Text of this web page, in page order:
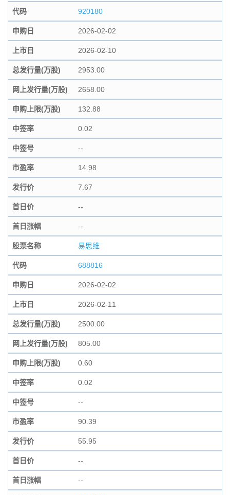
代码 920180
申购日 2026-02-02
上市日 2026-02-10
总发行量(万股) 2953.00
网上发行量(万股) 2658.00
申购上限(万股) 132.88
中签率 0.02
中签号 --
市盈率 14.98
发行价 7.67
首日价 --
首日涨幅 --
股票名称 易思维
代码 688816
申购日 2026-02-02
上市日 2026-02-11
总发行量(万股) 2500.00
网上发行量(万股) 805.00
申购上限(万股) 0.60
中签率 0.02
中签号 --
市盈率 90.39
发行价 55.95
首日价 --
首日涨幅 --